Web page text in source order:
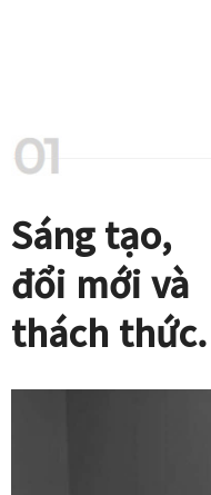
Sáng tạo,
đổi mới và
thách thức.